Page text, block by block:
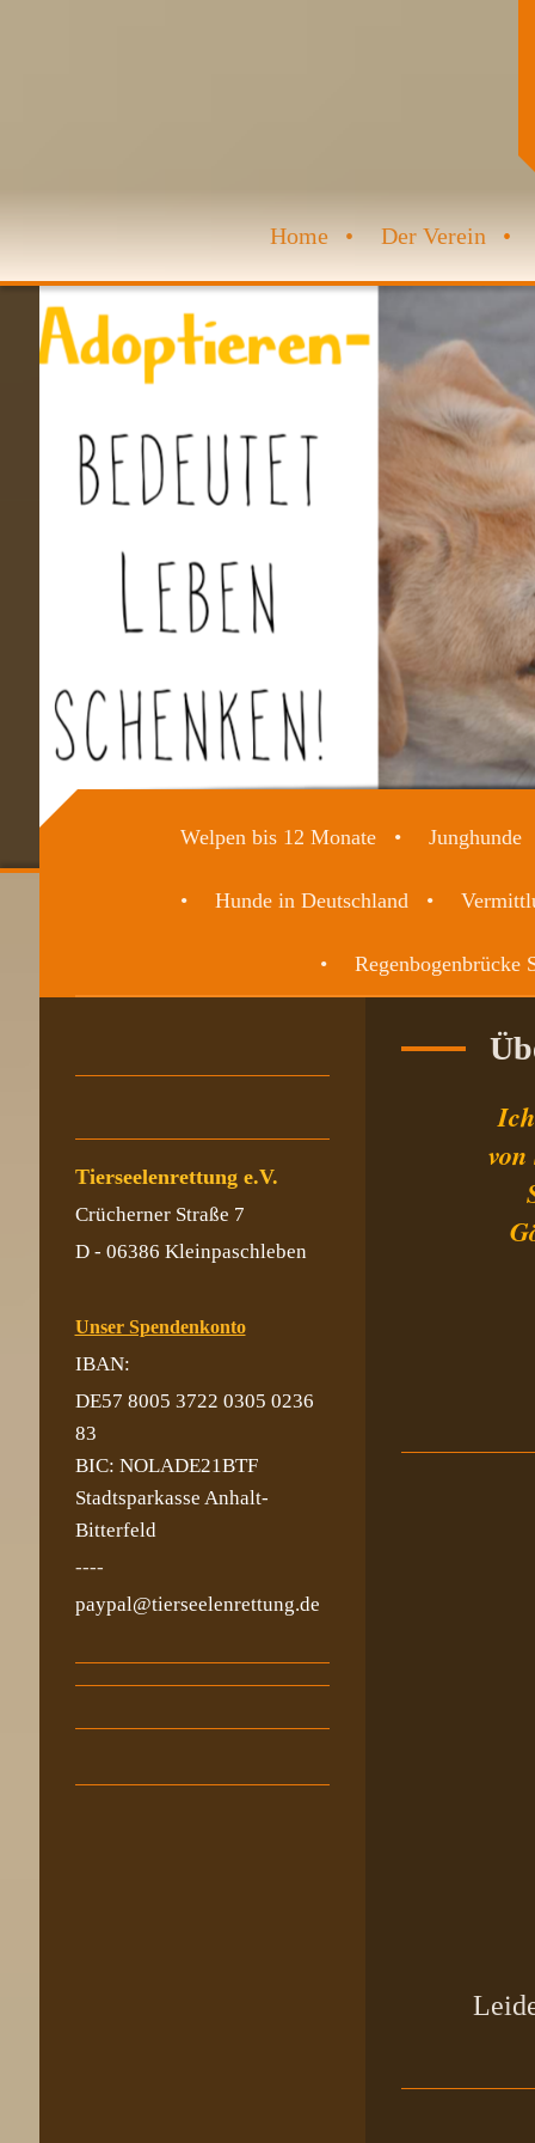
Home Der Verein
Welpen bis 12 Monate Junghunde
Hunde in Deutschland
Regenbogenbrücke
Tierseelenrettung e.V.
Crücherner Straße 7
D - 06386 Kleinpaschleben
Unser Spendenkonto
IBAN:
DE57 8005 3722 0305 0236
83
BIC: NOLADE21BTF
Stadtsparkasse Anhalt-
Bitterfeld
----
paypal@tierseelenrettung.de